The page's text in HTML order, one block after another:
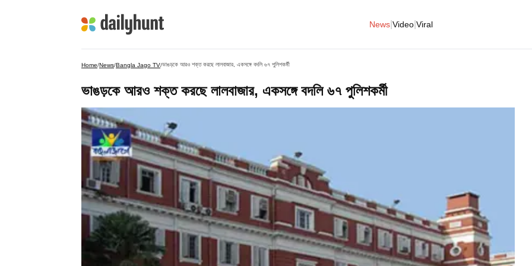
News Video Viral
Home/News/Bangla Jago TV/ভাঙড়কে আরও শক্ত করছে লালবাজার, একসঙ্গে বদলি ৬৭ পুলিশকর্মী
ভাঙড়কে আরও শক্ত করছে লালবাজার, একসঙ্গে বদলি ৬৭ পুলিশকর্মী